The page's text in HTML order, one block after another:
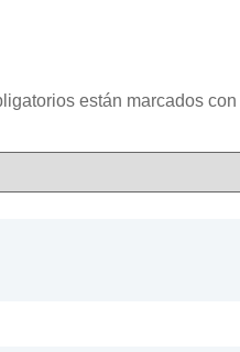
están marcados con